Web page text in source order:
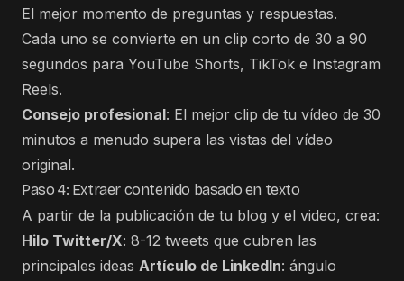
El mejor momento de preguntas y respuestas.
Cada uno se convierte en un clip corto de 30 a 90
segundos para YouTube Shorts, TikTok e Instagram
Reels.
Consejo profesional: El mejor clip de tu vídeo de 30
minutos a menudo supera las vistas del vídeo
original.
Paso 4: Extraer contenido basado en texto
A partir de la publicación de tu blog y el video, crea:
Hilo Twitter/X: 8-12 tweets que cubren las
principales ideas Artículo de LinkedIn: ángulo